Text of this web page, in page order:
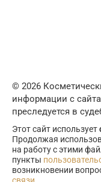
© 2026
информации с сайта
преследуется в
Этот сайт использует
Продолжая
на работу с этими
пункты
возникновении